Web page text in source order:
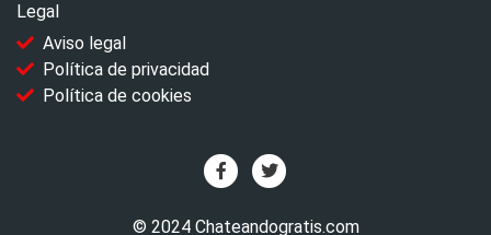
Legal
Aviso legal
Política de privacidad
Política de cookies
© 2024 Chateandogratis.com